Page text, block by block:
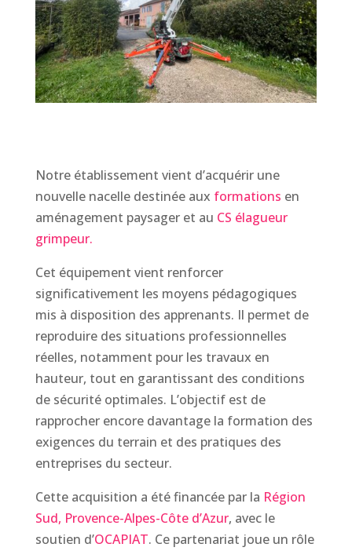
Notre établissement vient d’acquérir une
nouvelle nacelle destinée aux formations en
aménagement paysager et au CS élagueur
grimpeur.
Cet équipement vient renforcer
significativement les moyens pédagogiques
mis à disposition des apprenants. Il permet de
reproduire des situations professionnelles
réelles, notamment pour les travaux en
hauteur, tout en garantissant des conditions
de sécurité optimales. L’objectif est de
rapprocher encore davantage la formation des
exigences du terrain et des pratiques des
entreprises du secteur.
Cette acquisition a été financée par la Région
Sud, Provence-Alpes-Côte d’Azur, avec le
soutien d’OCAPIAT. Ce partenariat joue un rôle